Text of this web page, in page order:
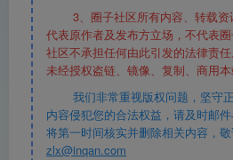
3、圈子社区所有内容、转载
代表原作者及发布方立场，不代表
社区不承担任何由此引发的法律责
未经授权盗链、镜像、复制、商用本
我们非常重视版权问题，坚守
内容侵犯您的合法权益，请及时邮
将第一时间核实并删除相关内容，敬
zlx@inqan.com